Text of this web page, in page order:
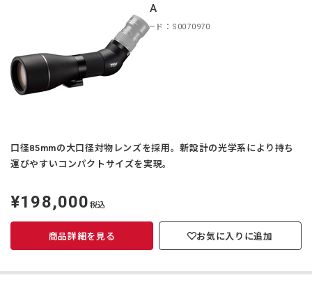
85EDA
商品コード：S0070970
口径85mmの大口径対物レンズを採用。新設計の光学系により持ち
運びやすいコンパクトサイズを実現。
定
価
¥198,000 税込
商品詳細を見る お気に入りに追加